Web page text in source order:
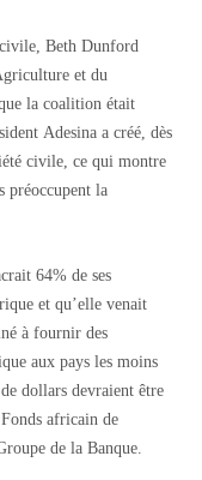
Beth Dunford
et du
la coalition était
Adesina a créé, dès
civile, ce qui montre
préoccupent la
64% de ses
et qu’elle venait
à fournir des
aux pays les moins
dollars devraient être
africain de
de la Banque.